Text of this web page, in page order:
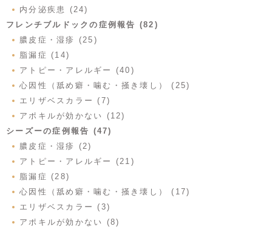
内分泌疾患 (24)
フレンチブルドックの症例報告 (82)
膿皮症・湿疹 (25)
脂漏症 (14)
アトピー・アレルギー (40)
心因性（舐め癖・噛む・掻き壊し） (25)
エリザベスカラー (7)
アポキルが効かない (12)
シーズーの症例報告 (47)
膿皮症・湿疹 (2)
アトピー・アレルギー (21)
脂漏症 (28)
心因性（舐め癖・噛む・掻き壊し） (17)
エリザベスカラー (3)
アポキルが効かない (8)